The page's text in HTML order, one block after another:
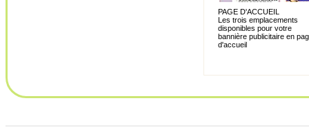
PAGE D'ACCUEIL
Les trois emplacements
disponibles pour votre
bannière publicitaire en
d'accueil